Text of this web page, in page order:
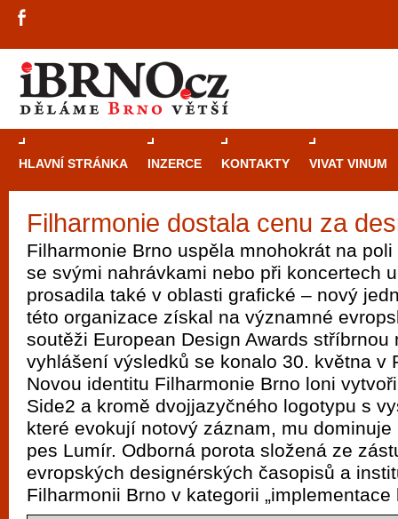
HLAVNÍ STRÁNKA INZERCE KONTAKTY VIVAT VINUM
Filharmonie dostala cenu za
Filharmonie Brno uspěla mnohokrát na
se svými nahrávkami nebo při koncertech
prosadila také v oblasti grafické – nový
této organizace získal na významné
soutěži European Design Awards
vyhlášení výsledků se konalo 30. května v
Novou identitu Filharmonie Brno loni
Side2 a kromě dvojjazyčného logotypu s
které evokují notový záznam, mu
pes Lumír. Odborná porota složená ze
evropských designérských časopisů a
Filharmonii Brno v kategorii „implementace
Průvodce
Brně: Od
automaty
Brno je
zajímavé
restaurace,
Mimo jiné je ale také místem, kde si
vyzkoušet různé kasinové hry. V
metropoli naleznete širokou nabídku her
po moderní automaty jak pro pravidelné
příležitostné hráče. V...